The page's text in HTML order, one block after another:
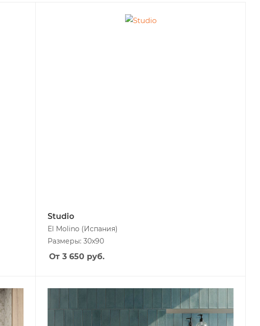
Studio
El Molino (Испания)
Размеры: 30х90
От 3 650 руб.